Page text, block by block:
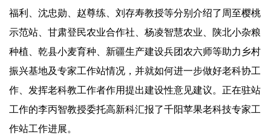
福利、沈忠勋、赵尊练、刘存寿教授等分别介绍了周至樱桃
示范站、甘肃登民农业合作社、杨凌智慧农业、陕北小杂粮
种植、乾县小麦育种、新疆生产建设兵团农六师等助力乡村
振兴基地及专家工作站情况，并就如何进一步做好老科协工
作、发挥老科教工作者作用提出建设性意见建议。正在驻站
工作的李丙智教授委托高新科汇报了千阳苹果老科技专家工
作站工作进展。